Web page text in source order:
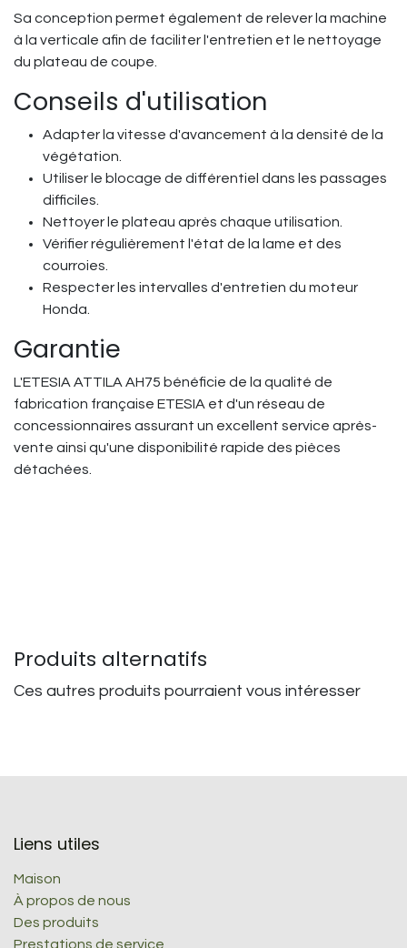
Sa conception permet également de relever la machine
à la verticale afin de faciliter l'entretien et le nettoyage
du plateau de coupe.
Conseils d'utilisation
Adapter la vitesse d'avancement à la densité de la
végétation.
Utiliser le blocage de différentiel dans les passages
difficiles.
Nettoyer le plateau après chaque utilisation.
Vérifier régulièrement l'état de la lame et des
courroies.
Respecter les intervalles d'entretien du moteur
Honda.
Garantie
L'ETESIA ATTILA AH75 bénéficie de la qualité de
fabrication française ETESIA et d'un réseau de
concessionnaires assurant un excellent service après-
vente ainsi qu'une disponibilité rapide des pièces
détachées.
Produits alternatifs
Ces autres produits pourraient vous intéresser
Liens utiles
Maison
À propos de nous
Des produits
Prestations de service